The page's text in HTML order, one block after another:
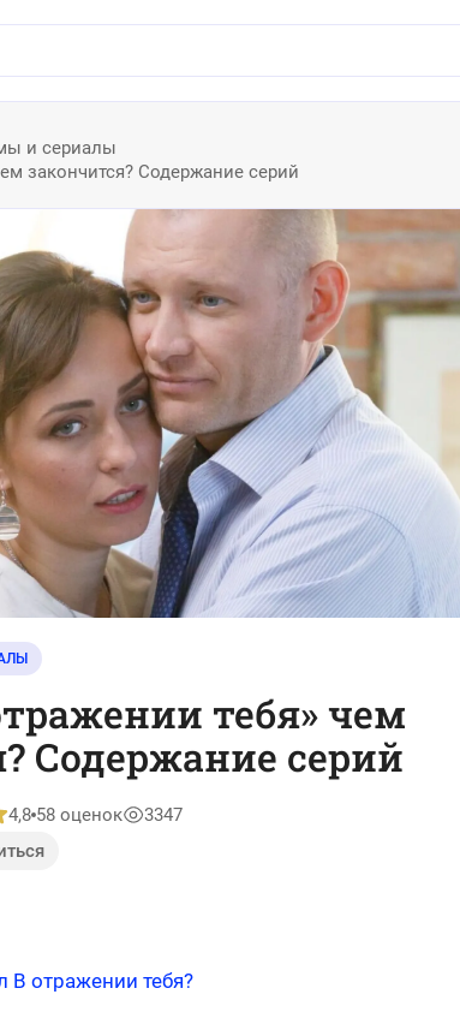
и сериалы
закончится? Содержание серий
тебя» чем
Содержание серий
4,8 58 оценок
3347
В отражении тебя?